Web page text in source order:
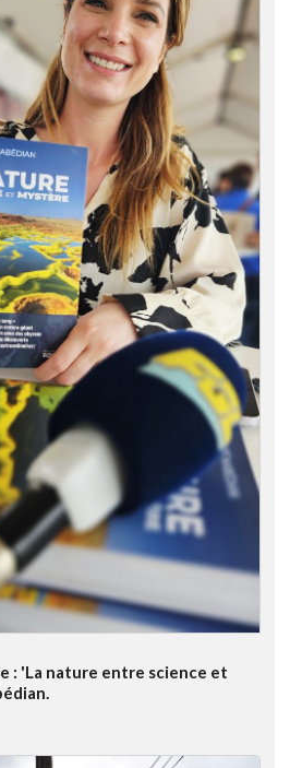
: 'La nature entre science et